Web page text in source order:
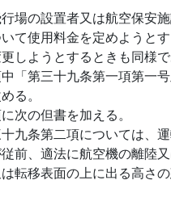
場の設置者又は航空保安
て使用料金を定めようと
しようとするときも同様で
「第三十九条第一項第一
る。
次の但書を加える。
九条第二項については、
前、適法に航空機の離陸
転移表面の上に出る高さ